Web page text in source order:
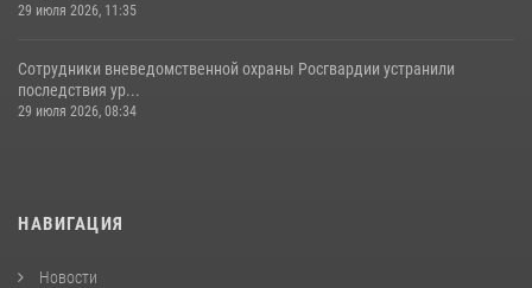
29 июля 2026, 11:35
Сотрудники вневедомственной охраны Росгвардии устранили
последствия ур...
29 июля 2026, 08:34
НАВИГАЦИЯ
Новости